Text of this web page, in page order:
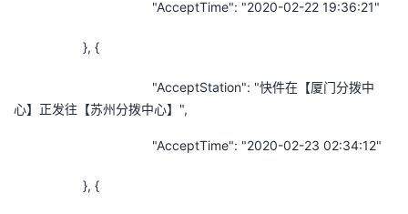
"AcceptTime": "2020-02-22 19:36:21"
}, {
"AcceptStation": "快件在【厦门分拨中
心】正发往【苏州分拨中心】",
"AcceptTime": "2020-02-23 02:34:12"
}, {